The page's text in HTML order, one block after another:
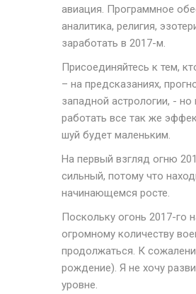
авиация. Программное
аналитика, религия,
заработать в 2017-м.
Присоединяйтесь к тем,
– на предсказаниях,
западной астрологии, -
работать все так же
шуй будет маленьким.
На первый взгляд огню
сильный, потому что
начинающемся росте.
Поскольку огонь 2017-го
огромному количеству
продолжаться. К
рождение). Я не хочу
уровне.